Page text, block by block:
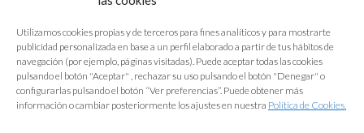
Utilizamos cookies propias y de terceros para fines analíticos y para mostrarte
publicidad personalizada en base a un perfil elaborado a partir de tus hábitos de
navegación (por ejemplo, páginas visitadas). Puede aceptar todas las cookies
pulsando el botón "Aceptar" , rechazar su uso pulsando el botón "Denegar" o
configurarlas pulsando el botón “Ver preferencias”. Puede obtener más
información o cambiar posteriormente los ajustes en nuestra Política de Cookies.
E-mail *
Acepto lostérminos y condiciones de uso